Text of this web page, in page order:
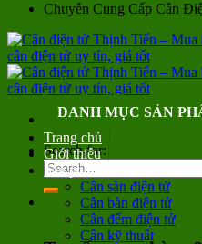
Chuyên Cung Cấp Cân
Search for:
DANH MỤC SẢN
Trang chủ
Giới thiệu
Sản phẩm
Cân sàn điện tử
Cân bàn điện tử
Cân đếm điện tử
Cân kỹ thuật